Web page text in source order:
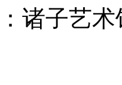
诸子艺